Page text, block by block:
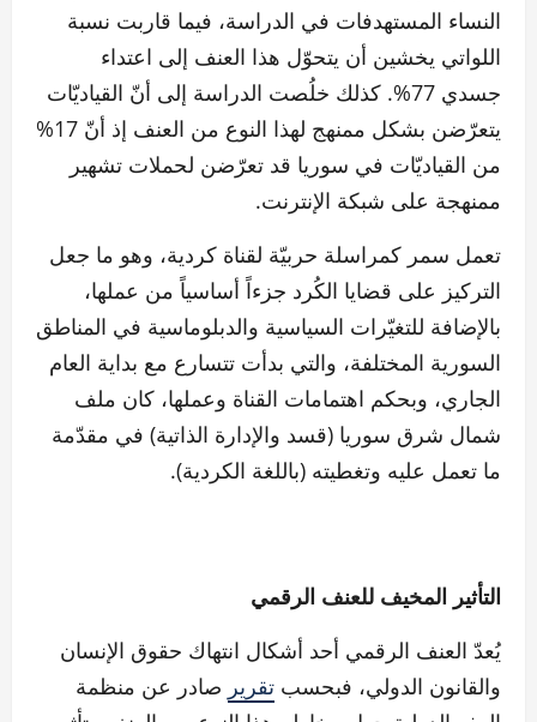
النساء المستهدفات في الدراسة، فيما قاربت نسبة
اللواتي يخشين أن يتحوّل هذا العنف إلى اعتداء
جسدي 77%. كذلك خلُصت الدراسة إلى أنّ القياديّات
يتعرّضن بشكل ممنهج لهذا النوع من العنف إذ أنّ 17%
من القياديّات في سوريا قد تعرّضن لحملات تشهير
ممنهجة على شبكة الإنترنت.
تعمل سمر كمراسلة حربيّة لقناة كردية، وهو ما جعل
التركيز على قضايا الكُرد جزءاً أساسياً من عملها،
بالإضافة للتغيّرات السياسية والدبلوماسية في المناطق
السورية المختلفة، والتي بدأت تتسارع مع بداية العام
الجاري، وبحكم اهتمامات القناة وعملها، كان ملف
شمال شرق سوريا (قسد والإدارة الذاتية) في مقدّمة
ما تعمل عليه وتغطيته (باللغة الكردية).
التأثير المخيف للعنف الرقمي
يُعدّ العنف الرقمي أحد أشكال انتهاك حقوق الإنسان
والقانون الدولي، فبحسب تقرير صادر عن منظمة